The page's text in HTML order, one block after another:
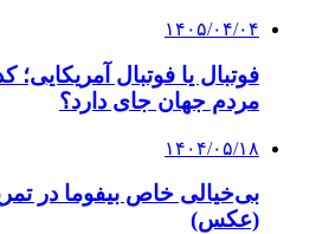
۱۴۰۵/۰۴/۰۴
فوتبال یا فوتبال
مردم جهان جای دارد؟
۱۴۰۴/۰۵/۱۸
بی‌خیالی خاص بیفوما در
(عکس)